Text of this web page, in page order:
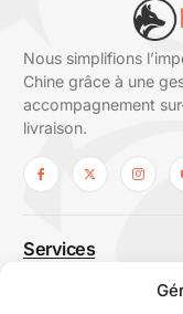
Nous simplifions
Chine grâce à une
accompagnement
livraison.
Services